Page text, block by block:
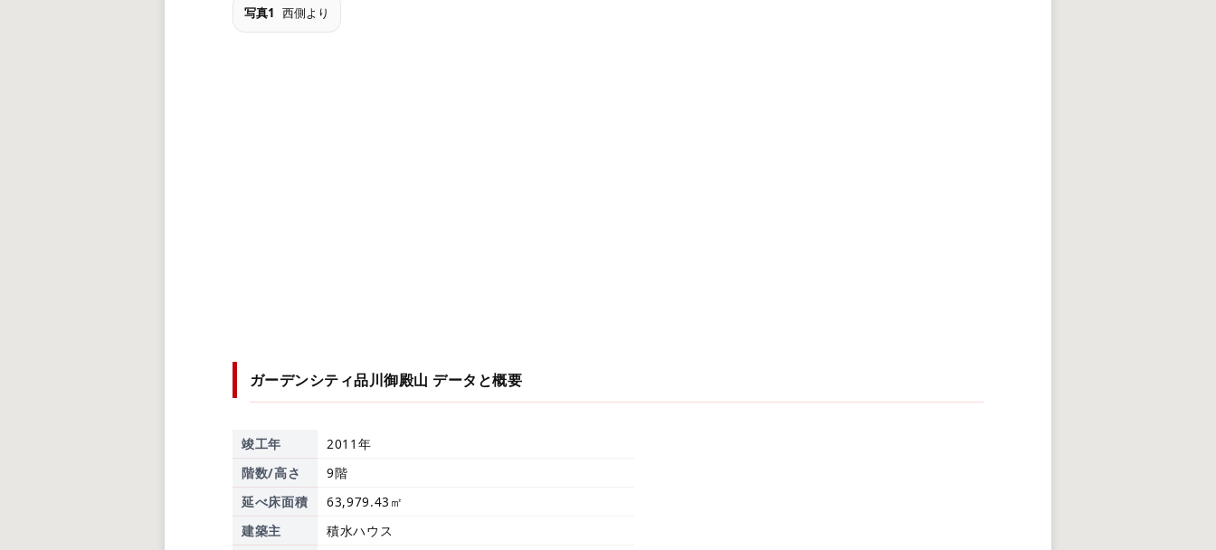
写真1 西側より
ガーデンシティ品川御殿山 データと概要
竣工年
2011年
階数/高さ
9階
延べ床面積
63,979.43㎡
建築主
積水ハウス